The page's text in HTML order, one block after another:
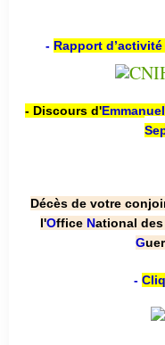
- Rapport
- Discours d'
Décès de votre
l'Office National des
G
-